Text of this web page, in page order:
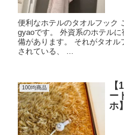
便利なホテルのタオルフック
gyaoです。 外資系のホテル
備があります。 それがタオ
されている、 ...
100均商品
ー
ホ】